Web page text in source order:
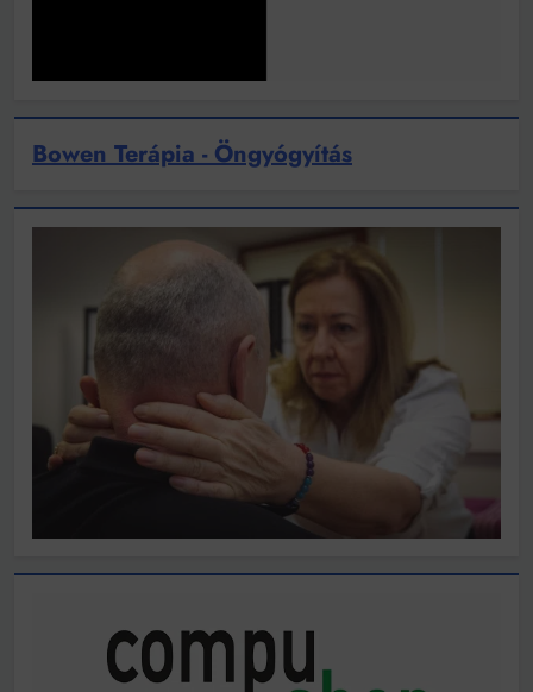
Bowen Terápia - Öngyógyítás